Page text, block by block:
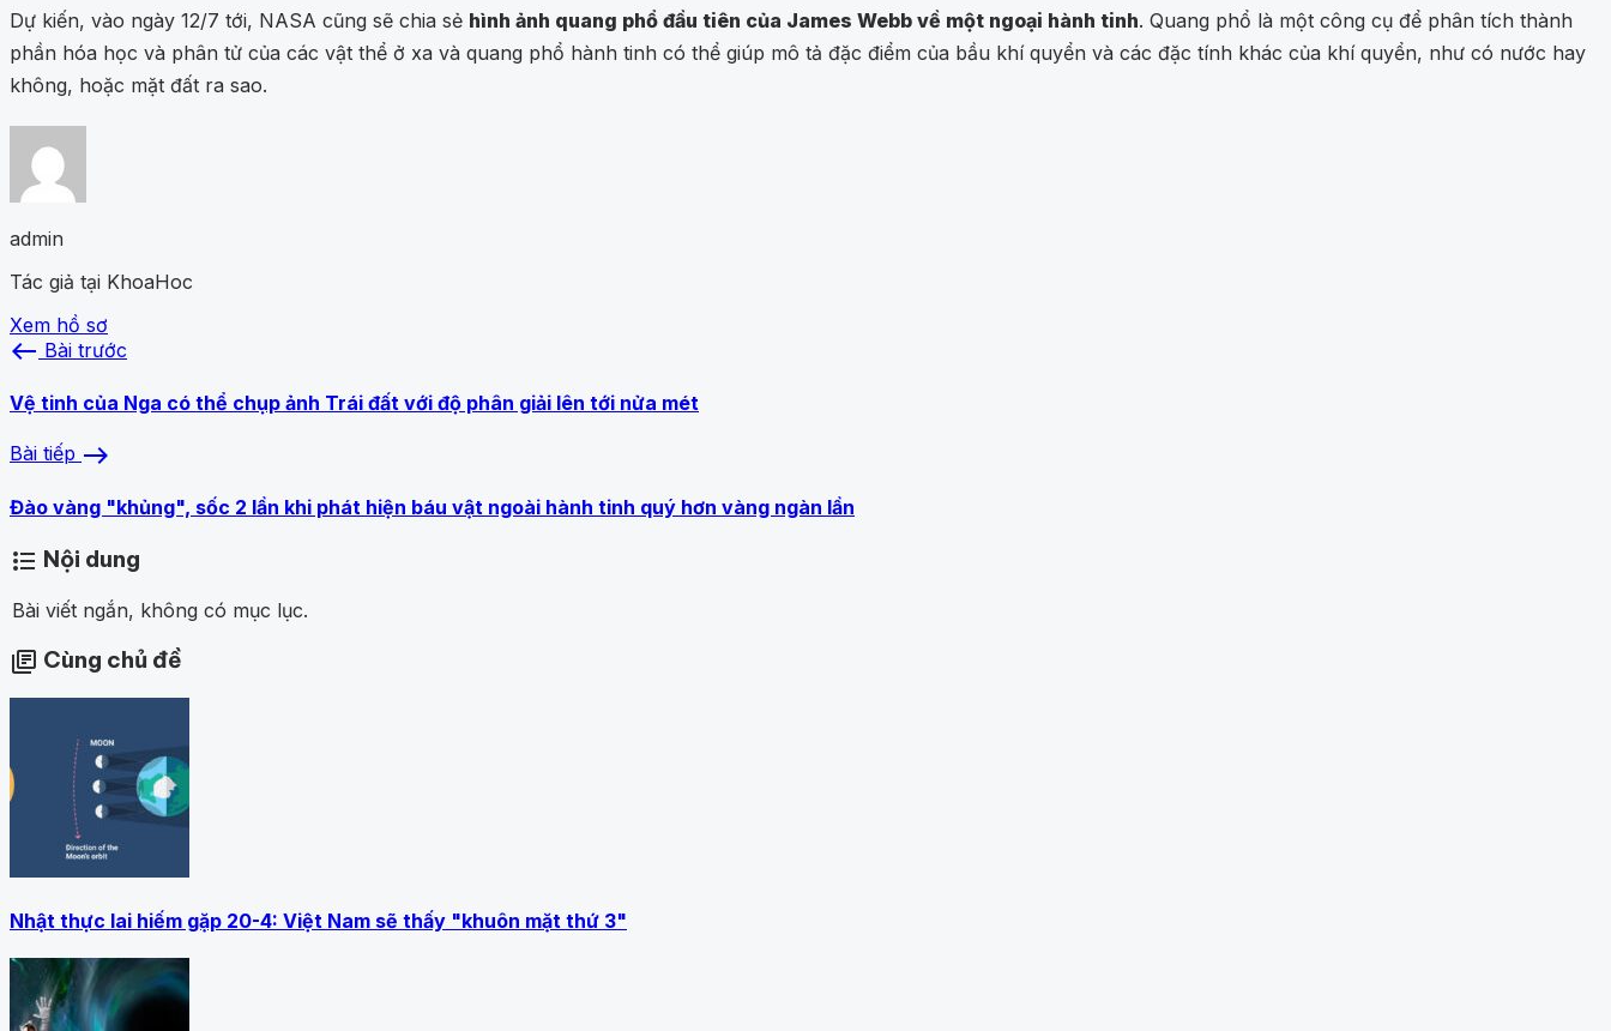
Dự kiến, vào ngày 12/7 tới, NASA cũng sẽ chia sẻ hình ảnh quang phổ đầu tiên của James Webb về một ngoại hành tinh. Quang phổ là một công cụ để phân tích thành
phần hóa học và phân tử của các vật thể ở xa và quang phổ hành tinh có thể giúp mô tả đặc điểm của bầu khí quyển và các đặc tính khác của khí quyển, như có nước hay
không, hoặc mặt đất ra sao.
admin
Tác giả tại KhoaHoc
Xem hồ sơ
west Bài trước
Vệ tinh của Nga có thể chụp ảnh Trái đất với độ phân giải lên tới nửa mét
Bài tiếp east
Đào vàng "khủng", sốc 2 lần khi phát hiện báu vật ngoài hành tinh quý hơn vàng ngàn lần
format_list_bulleted Nội dung
Bài viết ngắn, không có mục lục.
library_books Cùng chủ đề
Nhật thực lai hiếm gặp 20-4: Việt Nam sẽ thấy "khuôn mặt thứ 3"